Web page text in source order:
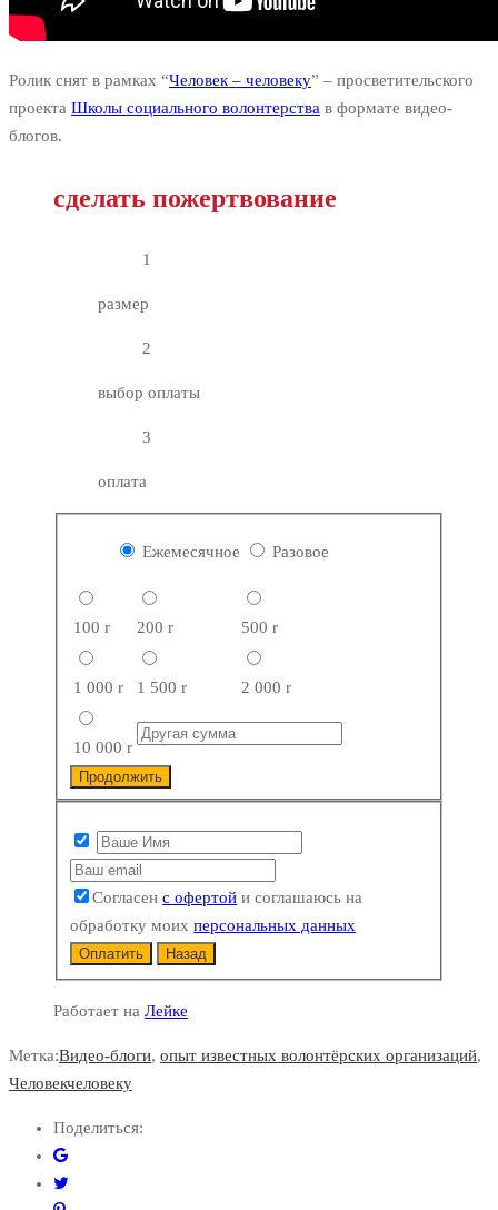
Ролик снят в рамках “Человек – человеку” – просветительского
проекта Школы социального волонтерства в формате видео-
блогов.
сделать пожертвование
1
размер
2
выбор оплаты
3
оплата
Ежемесячное Разовое
100r 200r 500r
1 000r 1 500r 2 000r
10 000r
Продолжить
Согласенс офертой и соглашаюсь на
обработку моихперсональных данных
Оплатить Назад
Работает на Лейке
Метка:Видео-блоги, опыт известных волонтёрских организаций,
Человекчеловеку
Поделиться: